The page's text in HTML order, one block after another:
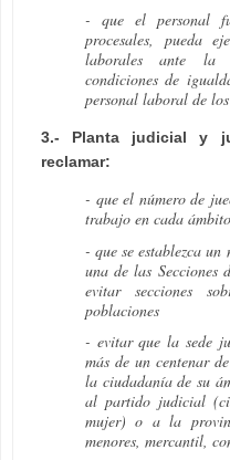
- que el personal
procesales, pueda
laborales ante la
condiciones de
personal laboral de
3.- Planta judicial y
reclamar:
- que el número de
trabajo en cada
- que se establezca
una de las Secciones
evitar secciones
poblaciones
- evitar que la sede
más de un centenar
la ciudadanía de su
al partido judicial
mujer) o a la
menores, mercantil,